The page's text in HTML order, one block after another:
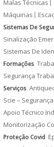
Malas Técnicas
Máquinas
Sistemas De
Sinalização
Sistemas De
Formações
Segurança
Serviços
Scie –
Apoio Técnico
Monitorização
Proteção Covid